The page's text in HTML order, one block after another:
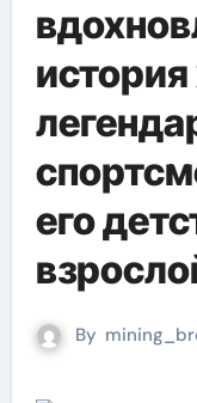
его
By